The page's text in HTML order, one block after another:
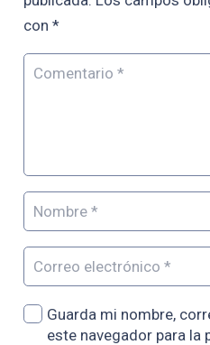
con *
Guarda mi nombre,
este navegador para la